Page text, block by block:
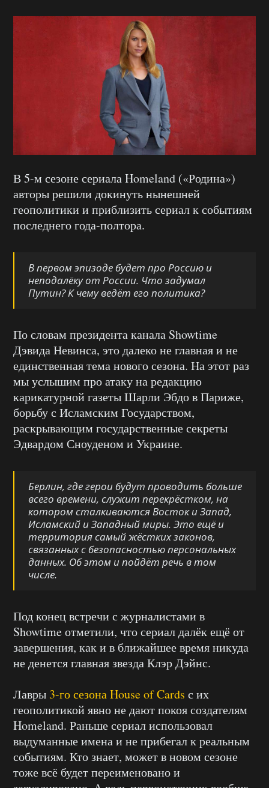
В 5-м сезоне сериала Homeland («Родина»)
авторы решили докинуть нынешней
геополитики и приблизить сериал к событиям
последнего года-полтора.
В первом эпизоде будет про Россию и
неподалёку от России. Что задумал
Путин? К чему ведёт его политика?
По словам президента канала Showtime
Дэвида Невинса, это далеко не главная и не
единственная тема нового сезона. На этот раз
мы услышим про атаку на редакцию
карикатурной газеты Шарли Эбдо в Париже,
борьбу с Исламским Государством,
раскрывающим государственные секреты
Эдвардом Сноуденом и Украине.
Берлин, где герои будут проводить больше
всего времени, служит перекрёстком, на
котором сталкиваются Восток и Запад,
Исламский и Западный миры. Это ещё и
территория самый жёстких законов,
связанных с безопасностью персональных
данных. Об этом и пойдёт речь в том
числе.
Под конец встречи с журналистами в
Showtime отметили, что сериал далёк ещё от
завершения, как и в ближайшее время никуда
не денется главная звезда Клэр Дэйнс.
Лавры 3-го сезона House of Cards с их
геополитикой явно не дают покоя создателям
Homeland. Раньше сериал использовал
выдуманные имена и не прибегал к реальным
событиям. Кто знает, может в новом сезоне
тоже всё будет переименовано и